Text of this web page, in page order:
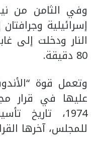
إسرائيلية
النار ودخلت إلى
80 دقيقة.
وتعمل قوة
1974، تاريخ
للمجلس، آخرها القرار 2555 للعام